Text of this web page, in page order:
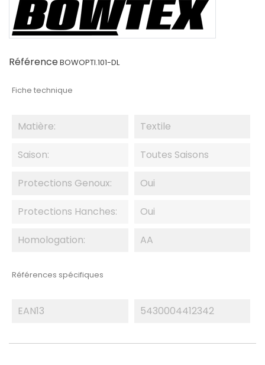
RéférenceBOWOPTI.101-DL
Fiche technique
Matière: Textile
Saison: Toutes Saisons
Protections Genoux: Oui
Protections Hanches: Oui
Homologation: AA
Références spécifiques
EAN13 5430004412342